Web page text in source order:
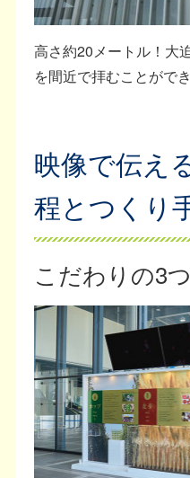
高さ約20メートル！大
を間近で拝むことができ
映像で伝え
程とつくり
こだわりの3